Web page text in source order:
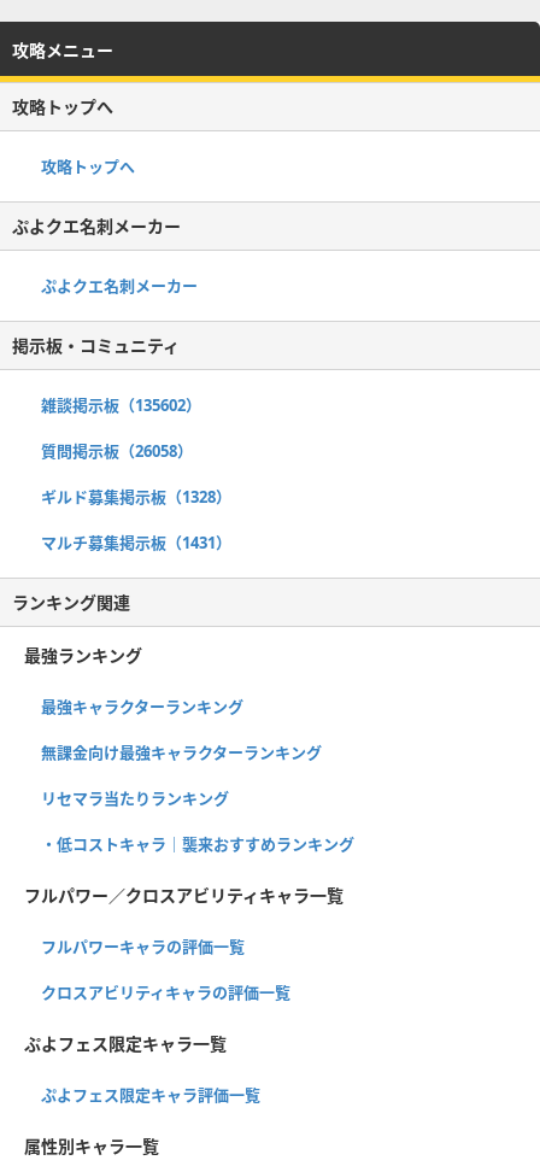
攻略メニュー
攻略トップへ
攻略トップへ
ぷよクエ名刺メーカー
ぷよクエ名刺メーカー
掲示板・コミュニティ
雑談掲示板（135602）
質問掲示板（26058）
ギルド募集掲示板（1328）
マルチ募集掲示板（1431）
ランキング関連
最強ランキング
最強キャラクターランキング
無課金向け最強キャラクターランキング
リセマラ当たりランキング
・低コストキャラ｜襲来おすすめランキング
フルパワー／クロスアビリティキャラ一覧
フルパワーキャラの評価一覧
クロスアビリティキャラの評価一覧
ぷよフェス限定キャラ一覧
ぷよフェス限定キャラ評価一覧
属性別キャラ一覧